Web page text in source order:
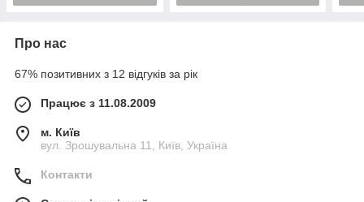
Про нас
67% позитивних з 12 відгуків за рік
Працює з 11.08.2009
м. Київ
вул. Зрошувальна 11, Київ, Україна
Контакти